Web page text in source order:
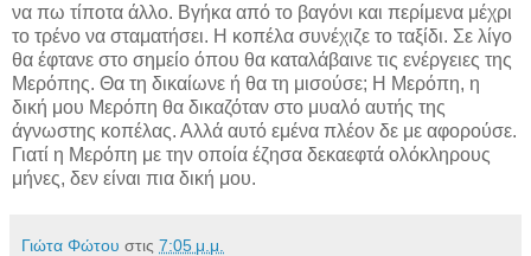
να πω τίποτα άλλο. Βγήκα από το βαγόνι και περίμενα μέχρι
το τρένο να σταματήσει. Η κοπέλα συνέχιζε το ταξίδι. Σε λίγο
θα έφτανε στο σημείο όπου θα καταλάβαινε τις ενέργειες της
Μερόπης. Θα τη δικαίωνε ή θα τη μισούσε; Η Μερόπη, η
δική μου Μερόπη θα δικαζόταν στο μυαλό αυτής της
άγνωστης κοπέλας. Αλλά αυτό εμένα πλέον δε με αφορούσε.
Γιατί η Μερόπη με την οποία έζησα δεκαεφτά ολόκληρους
μήνες, δεν είναι πια δική μου.
Γιώτα Φώτου στις 7:05 μ.μ.